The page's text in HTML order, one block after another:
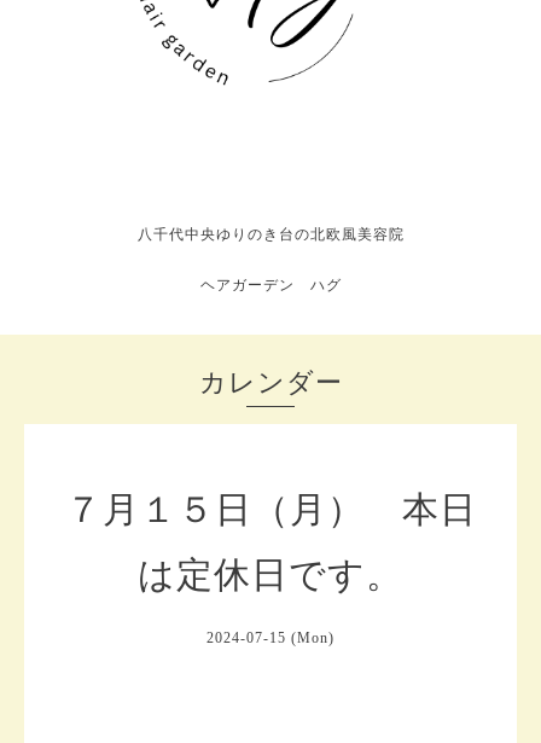
八千代中央ゆりのき台の北欧風美容院
ヘアガーデン ハグ
カレンダー
７月１５日（月） 本日
は定休日です。
2024-07-15 (Mon)